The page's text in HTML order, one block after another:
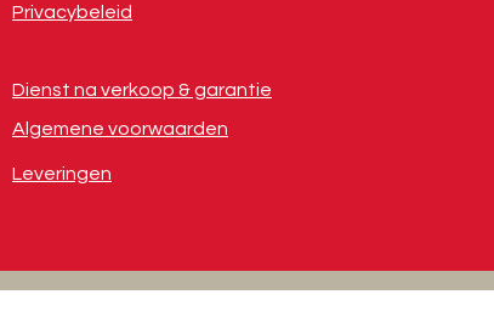
Privacybeleid
Dienst na verkoop & garantie
Algemene voorwaarden
Leveringen